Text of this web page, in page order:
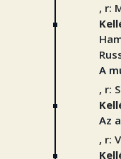
, r:
A
, r:
Az
, r: